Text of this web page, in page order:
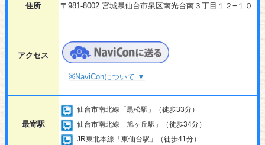
住所 〒981-8002 宮城県仙台市泉区南光台南３丁目１２−１０
アクセス
※NaviConについて ▼
最寄駅
仙台市南北線「黒松駅」（徒歩33分）
仙台市南北線「旭ヶ丘駅」（徒歩34分）
JR東北本線「東仙台駅」（徒歩41分）